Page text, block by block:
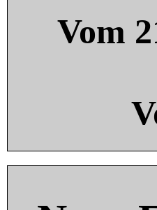
Vom